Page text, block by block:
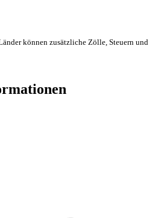
können zusätzliche Zölle, Steuern und